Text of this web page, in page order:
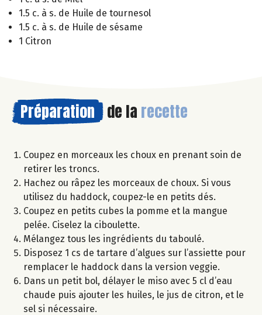
1.5 c. à s. de Huile de tournesol
1.5 c. à s. de Huile de sésame
1 Citron
Préparation de la recette
Coupez en morceaux les choux en prenant soin de
retirer les troncs.
Hachez ou râpez les morceaux de choux. Si vous
utilisez du haddock, coupez-le en petits dés.
Coupez en petits cubes la pomme et la mangue
pelée. Ciselez la ciboulette.
Mélangez tous les ingrédients du taboulé.
Disposez 1 cs de tartare d’algues sur l’assiette pour
remplacer le haddock dans la version veggie.
Dans un petit bol, délayer le miso avec 5 cl d’eau
chaude puis ajouter les huiles, le jus de citron, et le
sel si nécessaire.